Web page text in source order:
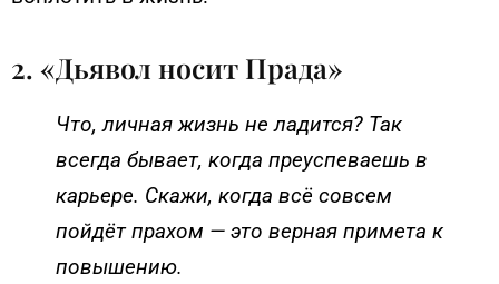
2. «Дьявол носит Прада»
Что, личная жизнь не ладится? Так
всегда бывает, когда преуспеваешь в
карьере. Скажи, когда всё совсем
пойдёт прахом — это верная примета к
повышению.